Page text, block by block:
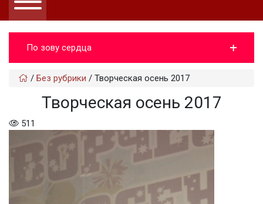
По зову сердца
/ Без рубрики / Творческая осень 2017
Творческая осень 2017
511